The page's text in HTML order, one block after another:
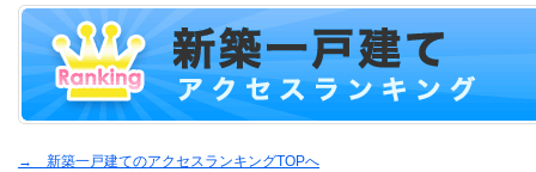
→ 新築一戸建てのアクセスランキングTOPへ